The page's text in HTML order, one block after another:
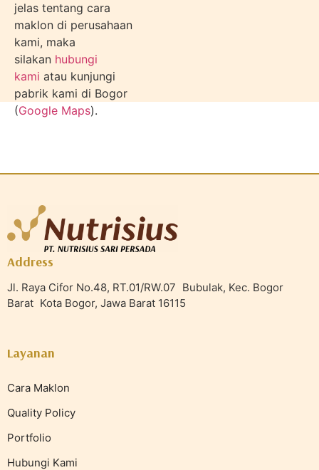
jelas tentang cara
maklon di perusahaan
kami, maka
silakan hubungi
kami atau kunjungi
pabrik kami di Bogor
(Google Maps).
Address
Jl. Raya Cifor No.48, RT.01/RW.07 Bubulak, Kec. Bogor
Barat Kota Bogor, Jawa Barat 16115
Layanan
Cara Maklon
Quality Policy
Portfolio
Hubungi Kami